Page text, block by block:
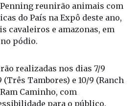
realizadas nos dias 7/9
Tambores) e 10/9 (Ranch
Caminho, com